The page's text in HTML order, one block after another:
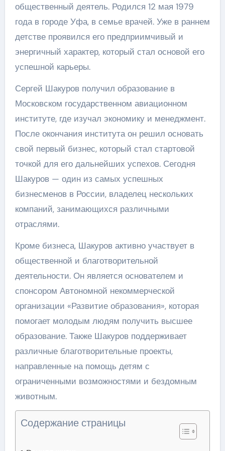
общественный деятель. Родился 12 мая 1979
года в городе Уфа, в семье врачей. Уже в раннем
детстве проявился его предприимчивый и
энергичный характер, который стал основой его
успешной карьеры.
Сергей Шакуров получил образование в
Московском государственном авиационном
институте, где изучал экономику и менеджмент.
После окончания института он решил основать
свой первый бизнес, который стал стартовой
точкой для его дальнейших успехов. Сегодня
Шакуров — один из самых успешных
бизнесменов в России, владелец нескольких
компаний, занимающихся различными
отраслями.
Кроме бизнеса, Шакуров активно участвует в
общественной и благотворительной
деятельности. Он является основателем и
спонсором Автономной некоммерческой
организации «Развитие образования», которая
помогает молодым людям получить высшее
образование. Также Шакуров поддерживает
различные благотворительные проекты,
направленные на помощь детям с
ограниченными возможностями и бездомным
животным.
Содержание страницы